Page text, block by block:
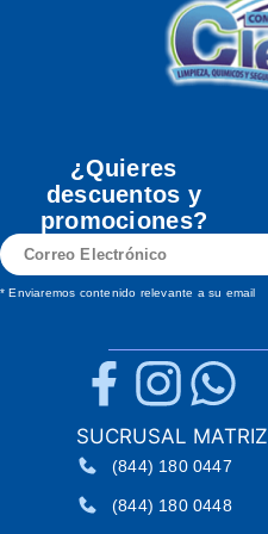
¿Quieres
descuentos y
promociones?
Correo
Electrónico
* Enviaremos contenido relevante a su email
SUCRUSAL MATRIZ
(844) 180 0447
(844) 180 0448